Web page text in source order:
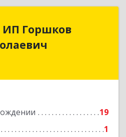
ИП Горшков
19
1
ИП Горшков
Николаевич
обл, Железнодорожный г,